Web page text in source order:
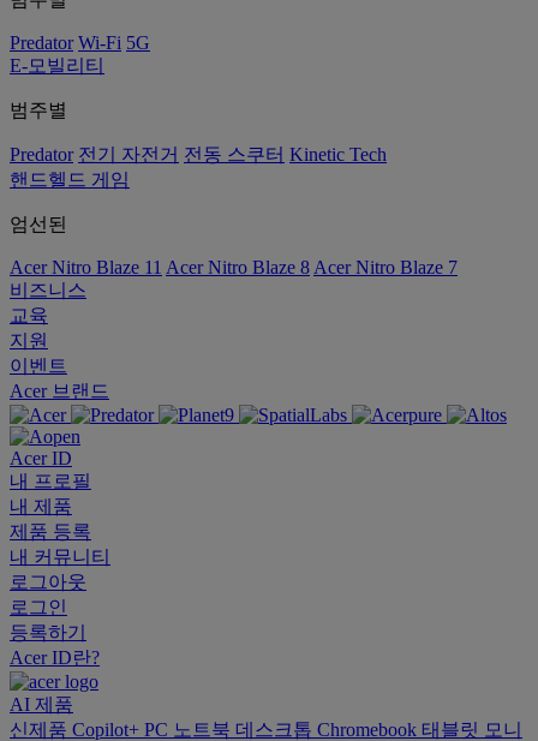
Predator Wi-Fi 5G
E-모빌리티
범주별
Predator 전기 자전거 전동 스쿠터 Kinetic Tech
핸드헬드 게임
엄선된
Acer Nitro Blaze 11 Acer Nitro Blaze 8 Acer Nitro Blaze 7
비즈니스
교육
지원
이벤트
Acer 브랜드
Acer ID
내 프로필
내 제품
제품 등록
내 커뮤니티
로그아웃
로그인
등록하기
Acer ID란?
AI 제품
신제품 Copilot+ PC 노트북 데스크톱 Chromebook 태블릿 모니